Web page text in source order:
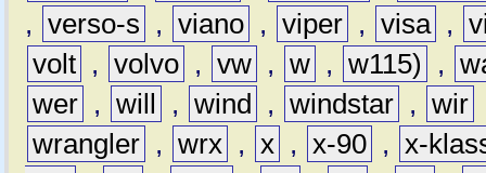
, verso-s , viano , viper , visa ,
volt , volvo , vw , w , w115) ,
wer , will , wind , windstar , wir
wrangler , wrx , x , x-90 , x-